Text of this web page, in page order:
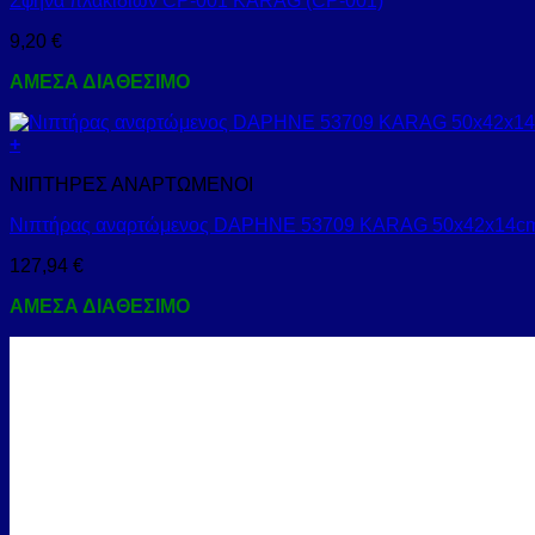
9,20 €
ΑΜΕΣΑ ΔΙΑΘΕΣΙΜΟ
+
ΝΙΠΤΗΡΕΣ ΑΝΑΡΤΩΜΕΝΟΙ
Νιπτήρας αναρτώμενος DAPHNE 53709 KARAG
127,94 €
ΑΜΕΣΑ ΔΙΑΘΕΣΙΜΟ